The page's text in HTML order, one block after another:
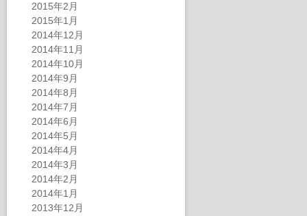
2015年2月
2015年1月
2014年12月
2014年11月
2014年10月
2014年9月
2014年8月
2014年7月
2014年6月
2014年5月
2014年4月
2014年3月
2014年2月
2014年1月
2013年12月